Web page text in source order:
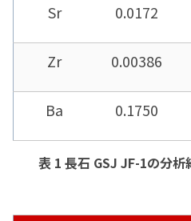
Sr 0.0172
Zr 0.00386
Ba 0.1750
表 1 長石 GSJ JF-1の分析